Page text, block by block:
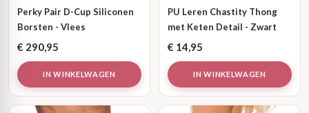
Perky Pair D-Cup Siliconen
Borsten - Vlees
€ 290,95
IN WINKELWAGEN
PU Leren Chastity Thong
met Keten Detail - Zwart
€ 14,95
IN WINKELWAGEN